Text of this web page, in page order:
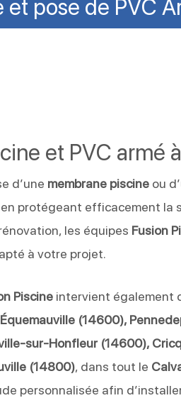
et pose de PVC
et PVC armé
d’une membrane piscine ou
protégeant efficacement la
les équipes Fusion
à votre projet.
Piscine intervient également
(14600),
sur-Honfleur (14600),
(14800), dans tout le
personnalisée afin